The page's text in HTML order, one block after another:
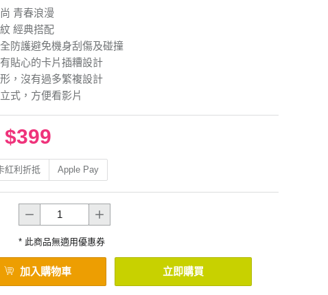
青春浪漫
經典搭配
防護避免機身刮傷及碰撞
貼心的卡片插糟設計
，沒有過多繁複設計
式，方便看影片
$399
紅利折抵 Apple Pay
* 此商品無適用優惠券
加入購物車 立即購買